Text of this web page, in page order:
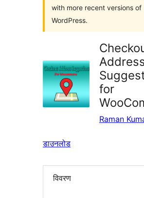
with more recent versions of
WordPress.
for
Raman
डाउनलोड
विवरण